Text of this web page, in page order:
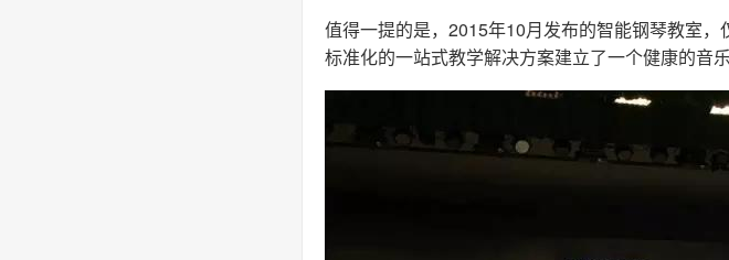
值得一提的是，2015年10月发布的智能钢琴教室
标准化的一站式教学解决方案建立了一个健康的音